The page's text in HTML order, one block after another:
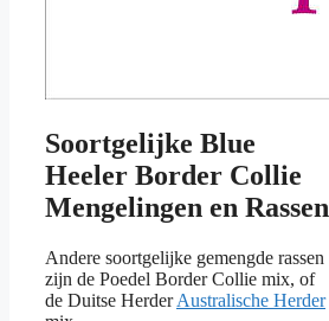
Soortgelijke Blue
Heeler Border Collie
Mengelingen en Rassen
Andere soortgelijke gemengde rassen
zijn de Poedel Border Collie mix, of
de Duitse HerderAustralische Herder